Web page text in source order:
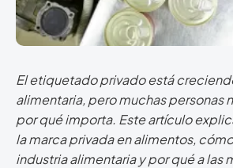
El etiquetado privado está
alimentaria, pero muchas personas
por qué importa. Este artículo
la marca privada en alimentos,
industria alimentaria y por qué a las